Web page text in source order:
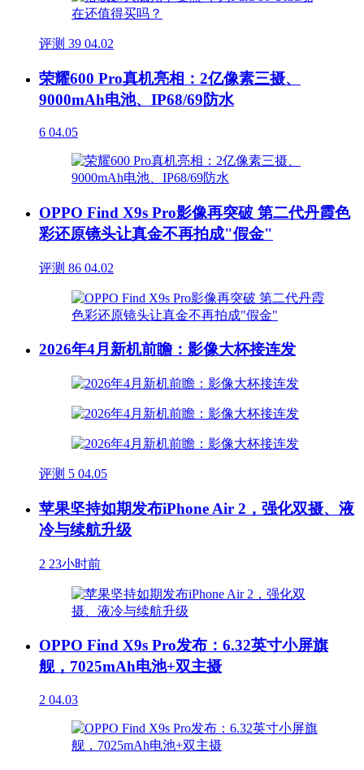
评测 39 04.02
荣耀600 Pro真机亮相：2亿像素三摄、
9000mAh电池、IP68/69防水
6 04.05
OPPO Find X9s Pro影像再突破 第二代丹霞色
彩还原镜头让真金不再拍成"假金"
评测 86 04.02
2026年4月新机前瞻：影像大杯接连发
评测 5 04.05
苹果坚持如期发布iPhone Air 2，强化双摄、液
冷与续航升级
2 23小时前
OPPO Find X9s Pro发布：6.32英寸小屏旗
舰，7025mAh电池+双主摄
2 04.03